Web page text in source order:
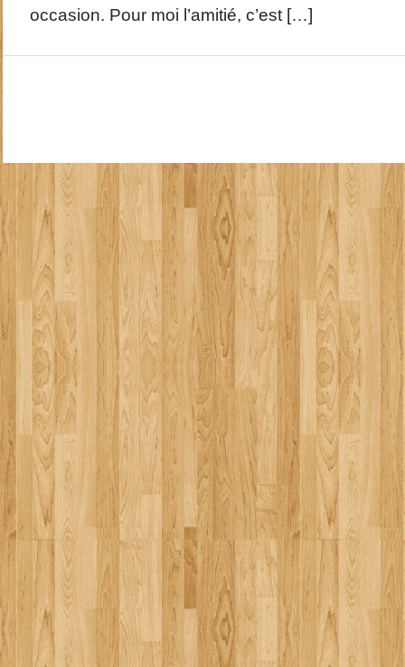
occasion. Pour moi l’amitié, c’est […]